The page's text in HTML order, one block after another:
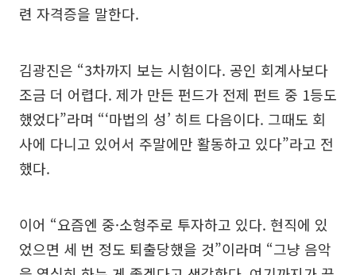
련 자격증을 말한다.
김광진은 “3차까지 보는 시험이다. 공인 회계사보다
조금 더 어렵다. 제가 만든 펀드가 전제 펀트 중 1등도
했었다”라며 “‘마법의 성’ 히트 다음이다. 그때도 회
사에 다니고 있어서 주말에만 활동하고 있다”라고 전
했다.
이어 “요즘엔 중·소형주로 투자하고 있다. 현직에 있
었으면 세 번 정도 퇴출당했을 것”이라며 “그냥 음악